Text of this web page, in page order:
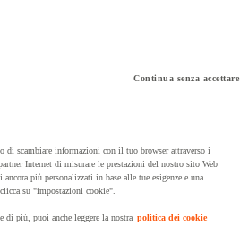
Prodotti in pronta consegna
Continua senza accettare
di scambiare informazioni con il tuo browser attraverso i
Internet di misurare le prestazioni del nostro sito Web
più personalizzati in base alle tue esigenze e una
su "impostazioni cookie".
di più, puoi anche leggere la nostra politica dei cookie